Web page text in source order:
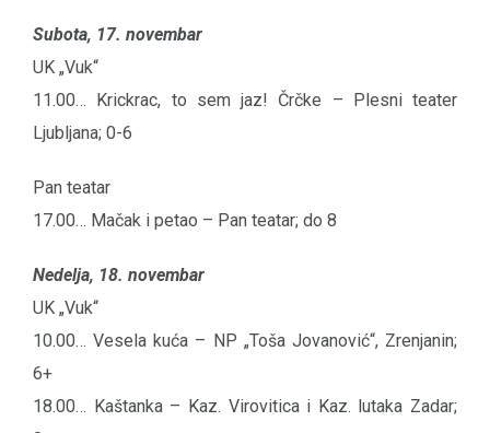
Subota, 17. novembar
UK „Vuk“
11.00… Krickrac, to sem jaz! Črčke – Plesni teater
Ljubljana; 0-6
Pan teatar
17.00… Mačak i petao – Pan teatar; do 8
Nedelja, 18. novembar
UK „Vuk“
10.00… Vesela kuća – NP „Toša Jovanović“, Zrenjanin;
6+
18.00… Kaštanka – Kaz. Virovitica i Kaz. lutaka Zadar;